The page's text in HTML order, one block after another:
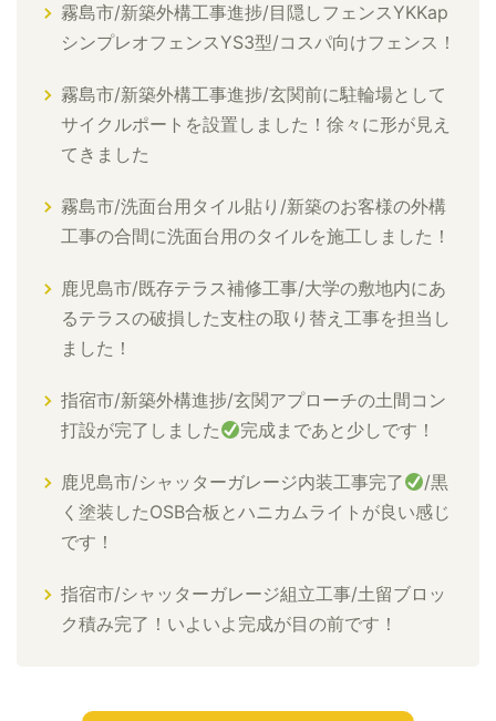
霧島市/新築外構工事進捗/目隠しフェンスYKKap
シンプレオフェンスYS3型/コスパ向けフェンス！
霧島市/新築外構工事進捗/玄関前に駐輪場として
サイクルポートを設置しました！徐々に形が見え
てきました
霧島市/洗面台用タイル貼り/新築のお客様の外構
工事の合間に洗面台用のタイルを施工しました！
鹿児島市/既存テラス補修工事/大学の敷地内にあ
るテラスの破損した支柱の取り替え工事を担当し
ました！
指宿市/新築外構進捗/玄関アプローチの土間コン
打設が完了しました
完成まであと少しです！
鹿児島市/シャッターガレージ内装工事完了
/黒
く塗装したOSB合板とハニカムライトが良い感じ
です！
指宿市/シャッターガレージ組立工事/土留ブロッ
ク積み完了！いよいよ完成が目の前です！